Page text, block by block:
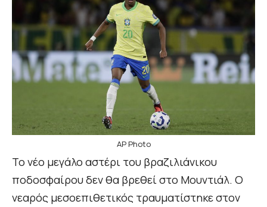
AP Photo
Το νέο μεγάλο αστέρι του βραζιλιάνικου
ποδοσφαίρου δεν θα βρεθεί στο Μουντιάλ. Ο
νεαρός μεσοεπιθετικός τραυματίστηκε στον